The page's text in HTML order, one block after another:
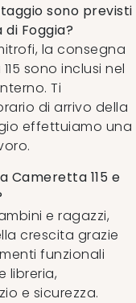
sono previsti
Foggia?
la consegna
sono inclusi nel
Ti
di arrivo della
effettuiamo una
Cameretta 115 e
e ragazzi,
crescita grazie
funzionali
libreria,
e sicurezza.